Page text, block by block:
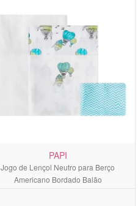
PAPI
Jogo de Lençol Neutro para Berço
Americano Bordado Balão